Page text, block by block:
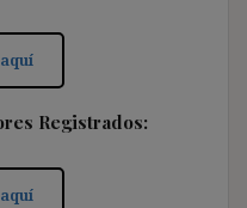
Registrados: